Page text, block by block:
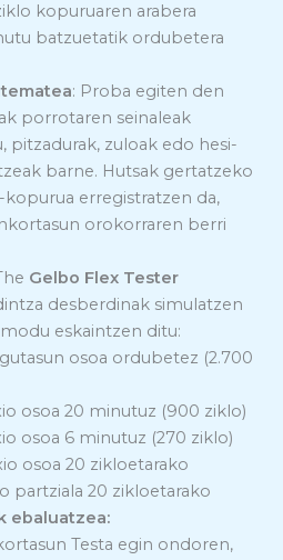
kopuruaren arabera
batzuetatik ordubetera
: Proba egiten den
porrotaren seinaleak
pitzadurak, zuloak edo hesi-
barne. Hutsak gertatzeko
erregistratzen da,
orokorraren berri
Gelbo Flex Tester
desberdinak simulatzen
eskaintzen ditu:
osoa ordubetez (2.700
osoa 20 minutuz (900 ziklo)
osoa 6 minutuz (270 ziklo)
osoa 20 zikloetarako
partziala 20 zikloetarako
ebaluatzea:
Testa egin ondoren,